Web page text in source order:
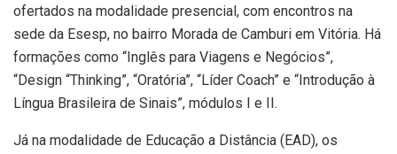
ofertados na modalidade presencial, com encontros na
sede da Esesp, no bairro Morada de Camburi em Vitória. Há
formações como “Inglês para Viagens e Negócios”,
“Design “Thinking”, “Oratória”, “Líder Coach” e “Introdução à
Língua Brasileira de Sinais”, módulos I e II.
Já na modalidade de Educação a Distância (EAD), os